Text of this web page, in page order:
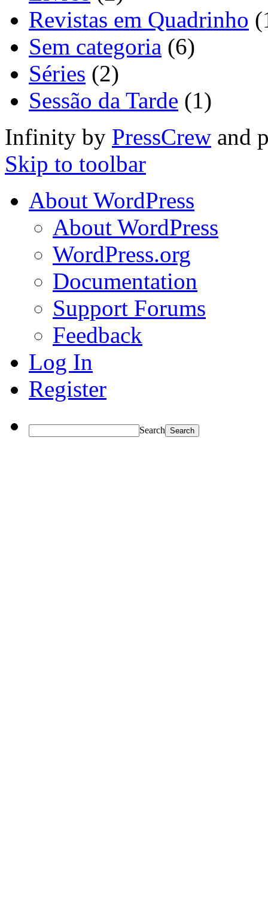
Revistas em Quadrinho
Sem categoria (6)
Séries (2)
Sessão da Tarde (1)
Infinity by PressCrew and
Skip to toolbar
About WordPress
About WordPress
WordPress.org
Documentation
Support Forums
Feedback
Log In
Register
Search